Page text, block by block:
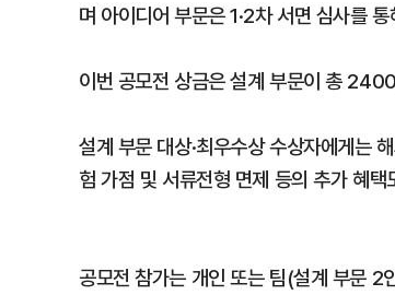
며 아이디어 부문은 1·2차 서면 심사를
이번 공모전 상금은 설계 부문이 총
설계 부문 대상·최우수상 수상자에게는
험 가점 및 서류전형 면제 등의 추가 혜택
공모전 참가는 개인 또는 팀(설계 부문